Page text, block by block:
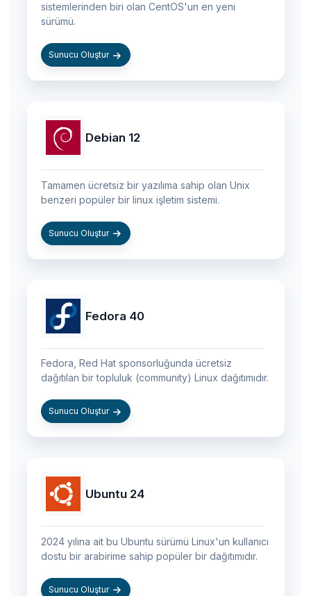
sistemlerinden biri olan CentOS'un en yeni
sürümü.
Sunucu Oluştur
Debian 12
Tamamen ücretsiz bir yazılıma sahip olan Unix
benzeri popüler bir linux işletim sistemi.
Sunucu Oluştur
Fedora 40
Fedora, Red Hat sponsorluğunda ücretsiz
dağıtılan bir topluluk (community) Linux dağıtımıdır.
Sunucu Oluştur
Ubuntu 24
2024 yılına ait bu Ubuntu sürümü Linux'un kullanıcı
dostu bir arabirime sahip popüler bir dağıtımıdır.
Sunucu Oluştur